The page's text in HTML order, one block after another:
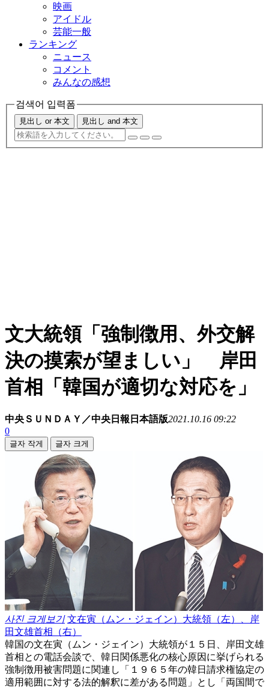
映画
アイドル
芸能一般
ランキング
ニュース
コメント
みんなの感想
검색어 입력폼
見出し or 本文 見出し and 本文
文大統領「強制徴用、外交解
決の摸索が望ましい」 岸田
首相「韓国が適切な対応を」
中央ＳＵＮＤＡＹ／中央日報日本語版2021.10.16 09:22
0
글자 작게 글자 크게
사진 크게보기 文在寅（ムン・ジェイン）大統領（左）、岸
田文雄首相（右）
韓国の文在寅（ムン・ジェイン）大統領が１５日、岸田文雄
首相との電話会談で、韓日関係悪化の核心原因に挙げられる
強制徴用被害問題に関連し「１９６５年の韓日請求権協定の
適用範囲に対する法的解釈に差がある問題」とし「両国間で